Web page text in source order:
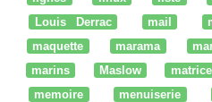
Louis Derrac
mail
maquette
marama
marins
Maslow
memoire
menuiserie